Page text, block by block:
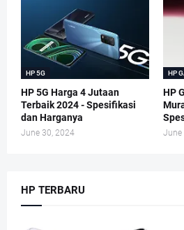
HP 5G
HP 5G Harga 4 Jutaan
Terbaik 2024 - Spesifikasi
dan Harganya
June 30, 2024
HP
HP
June
HP TERBARU